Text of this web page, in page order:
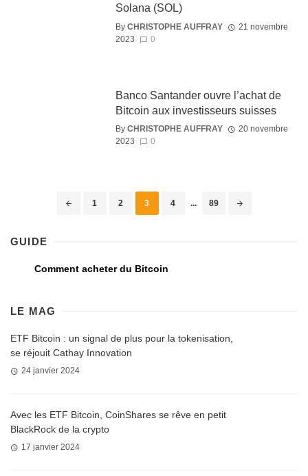
Solana (SOL)
By CHRISTOPHE AUFFRAY
21 novembre
2023
0
Banco Santander ouvre l’achat de
Bitcoin aux investisseurs suisses
By CHRISTOPHE AUFFRAY
20 novembre
2023
0
1 2 3 4 ... 89
GUIDE
Comment acheter du Bitcoin
LE MAG
ETF Bitcoin : un signal de plus pour la tokenisation,
se réjouit Cathay Innovation
24 janvier 2024
Avec les ETF Bitcoin, CoinShares se rêve en petit
BlackRock de la crypto
17 janvier 2024